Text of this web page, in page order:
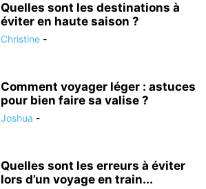
Quelles sont les destinations à
éviter en haute saison ?
Christine -
Comment voyager léger : astuces
pour bien faire sa valise ?
Joshua -
Quelles sont les erreurs à éviter
lors d’un voyage en train...